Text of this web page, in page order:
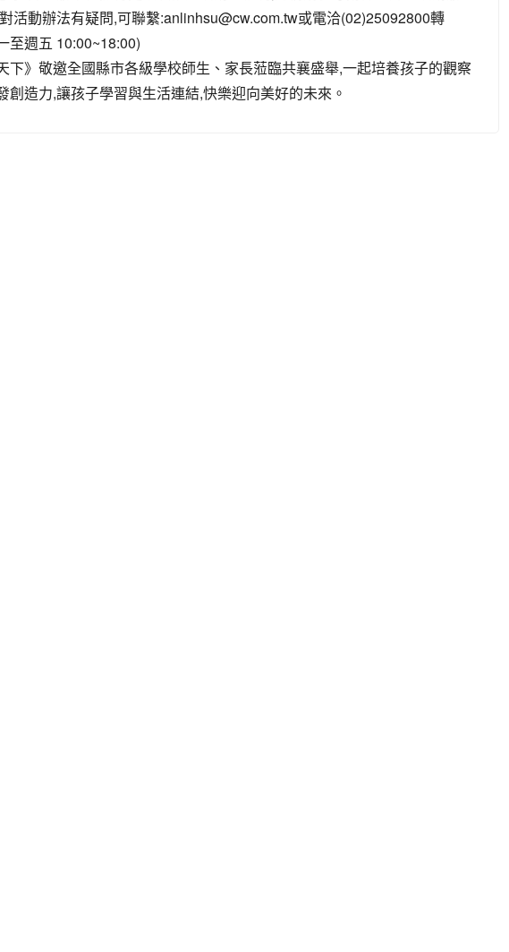
活動辦法有疑問,可聯繫:anlinhsu@cw.com.tw或電洽(02)25092800轉
至週五 10:00~18:00)
下》敬邀全國縣市各級學校師生、家長蒞臨共襄盛舉,一起培養孩子的觀察
創造力,讓孩子學習與生活連結,快樂迎向美好的未來。